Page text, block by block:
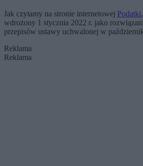
Jak czytamy na stronie internetowej
wdrożony 1 stycznia 2022 r. jako
przepisów ustawy uchwalonej w
Reklama
Reklama